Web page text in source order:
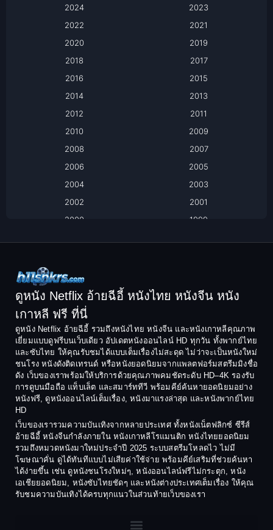
Based on a True Story เรื่องจริง
Based on a True Story เรื่องจริง
Comedy ตลก
Coming-of-age ชีวิตวัยรุ่น
Crime อาชญากรรม
Crime อาชญากรรม
Culture
Dance เต้น
Dark Comedy ตลกร้าย
DC
2024
2023
2022
2021
2020
2019
2018
2017
2016
2015
2014
2013
2012
2011
2010
2009
2008
2007
2006
2005
2004
2003
2002
2001
2000
1999
1994
1992
1991
1990
1988
1987
1986
1985
1984
1983
1982
1981
1980
1978
1974
1973
1972
1971
1970
1969
1968
1964
ดูหนัง Netflix อ้ายฉีอี้ หนังไทย หนังจีน หนัง
เกาหลี ฟรี ที่นี่
ดูหนัง Netflix อ้ายฉีอี้ รวมถึงหนังไทย หนังจีน และหนังเกาหลีคุณภาพ
เยี่ยมแบบดูฟรีบนเว็บเดียว อัปเดตหนังออนไลน์ HD ทุกวัน ทั้งพากย์ไทย
และซับไทย ให้คุณรับชมได้แบบเต็มเรื่องไม่สะดุด ไม่ว่าจะเป็นหนังใหม่
ชนโรง หนังดังติดเทรนด์ หรือหนังยอดนิยมจากแพลตฟอร์มสตรีมมิงชื่อ
ดัง เว็บของเราพร้อมให้บริการด้วยคุณภาพคมชัดระดับ HD–4K รองรับ
การดูบนมือถือ แท็บเล็ต และสมาร์ททีวี พร้อมคีย์ค้นหายอดนิยมอย่าง
หนังฟรี, ดูหนังออนไลน์เต็มเรื่อง, หนังมาแรงล่าสุด และหนังพากย์ไทย
HD
เว็บของเรารวมความบันเทิงจากหลายประเทศ ทั้งหนังเน็ตฟลิกซ์ ซีรีส์
อ้ายฉีอี้ หนังจีนกำลังภายใน หนังเกาหลีโรแมนติก หนังไทยยอดนิยม
รวมถึงหมวดหนังมาใหม่ประจำปี 2025 ระบบสตรีมโหลดไว ไม่มี
โฆษณาคั่น ดูได้ทันทีแบบไม่เสียค่าใช้จ่าย พร้อมคีย์เสริมที่ช่วยค้นหา
ได้ง่ายขึ้น เช่น ดูหนังชนโรงใหม่ๆ, หนังออนไลน์ฟรีไม่กระตุก, หนัง
เอเชียยอดนิยม, หนังซับไทยชัดๆ และหนังต่างประเทศเต็มเรื่อง ให้คุณ
รับชมความบันเทิงได้ครบทุกแนวในส่วนท้ายเว็บของเรา